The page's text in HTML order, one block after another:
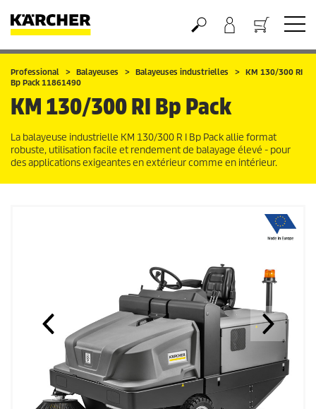
Panier
Professional Balayeuses Balayeuses industrielles
KM 130/300 RI
Bp Pack 11861490
KM 130/300 RI Bp Pack
La balayeuse industrielle KM 130/300 R I Bp Pack allie format
robuste, utilisation facile et rendement de balayage élevé - pour
des applications exigeantes en extérieur comme en intérieur.